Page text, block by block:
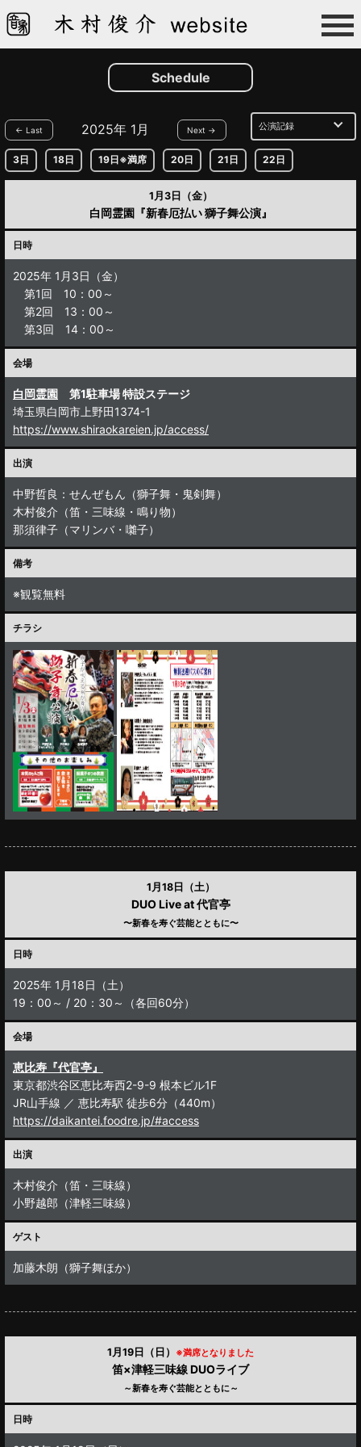
Schedule
← Last 2025年 1月 Next →
3日 18日 19日※満席 20日 21日 22日
1月3日（金）
白岡霊園『新春厄払い 獅子舞公演』
日時
2025年 1月3日（金）
第1回 10：00～
第2回 13：00～
第3回 14：00～
会場
白岡霊園 第1駐車場 特設ステージ
埼玉県白岡市上野田1374-1
https://www.shiraokareien.jp/access/
出演
中野哲良：せんぜもん（獅子舞・鬼剣舞）
木村俊介（笛・三味線・鳴り物）
那須律子（マリンバ・囃子）
備考
※観覧無料
チラシ
1月18日（土）
DUO Live at 代官亭
〜新春を寿ぐ芸能とともに〜
日時
2025年 1月18日（土）
19：00～ / 20：30～（各回60分）
会場
恵比寿『代官亭』
東京都渋谷区恵比寿西2-9-9 根本ビル1F
JR山手線 ／ 恵比寿駅 徒歩6分（440m）
https://daikantei.foodre.jp/#access
出演
木村俊介（笛・三味線）
小野越郎（津軽三味線）
ゲスト
加藤木朗（獅子舞ほか）
1月19日（日） ※満席となりました
笛×津軽三味線 DUOライブ
～新春を寿ぐ芸能とともに～
日時